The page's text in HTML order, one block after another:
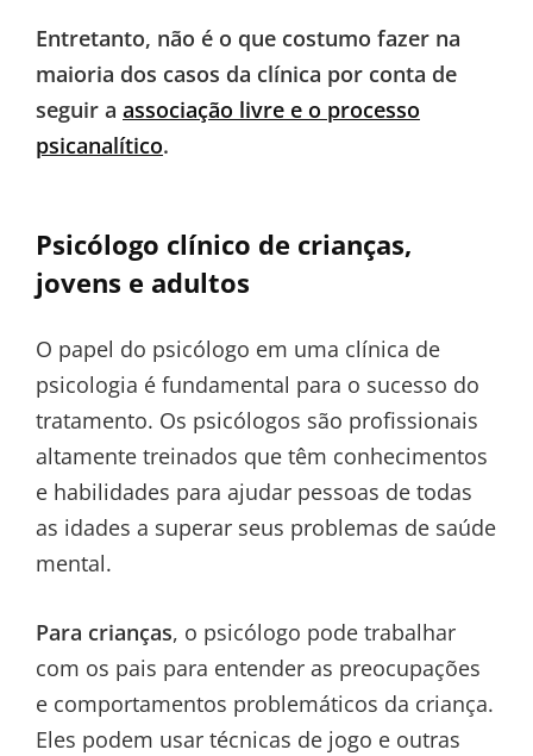
Entretanto, não é o que costumo fazer na
maioria dos casos da clínica por conta de
seguir a associação livre e o processo
psicanalítico.
Psicólogo clínico de crianças,
jovens e adultos
O papel do psicólogo em uma clínica de
psicologia é fundamental para o sucesso do
tratamento. Os psicólogos são profissionais
altamente treinados que têm conhecimentos
e habilidades para ajudar pessoas de todas
as idades a superar seus problemas de saúde
mental.
Para crianças, o psicólogo pode trabalhar
com os pais para entender as preocupações
e comportamentos problemáticos da criança.
Eles podem usar técnicas de jogo e outras